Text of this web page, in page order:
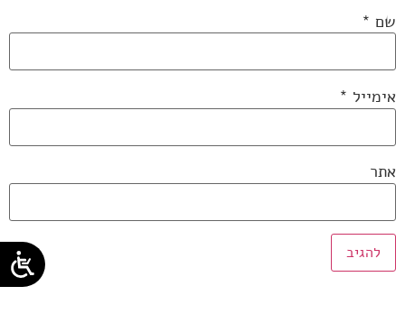
שם *
אימייל *
אתר